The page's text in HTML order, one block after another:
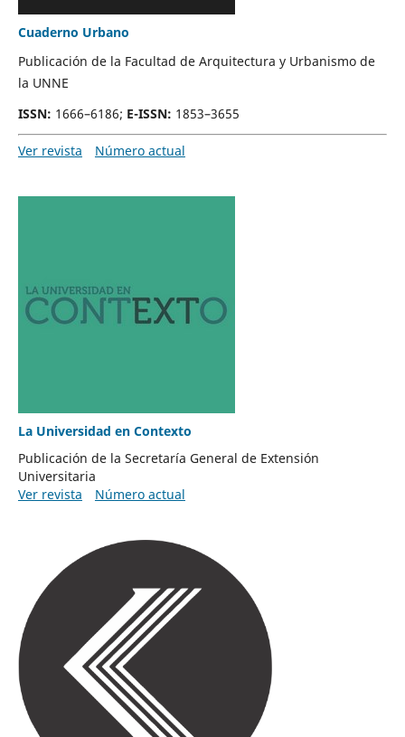
Cuaderno Urbano
Publicación de la Facultad de Arquitectura y Urbanismo de
la UNNE
ISSN: 1666–6186; E-ISSN: 1853–3655
Ver revista Número actual
La Universidad en Contexto
Publicación de la Secretaría General de Extensión
Universitaria
Ver revista
Número actual